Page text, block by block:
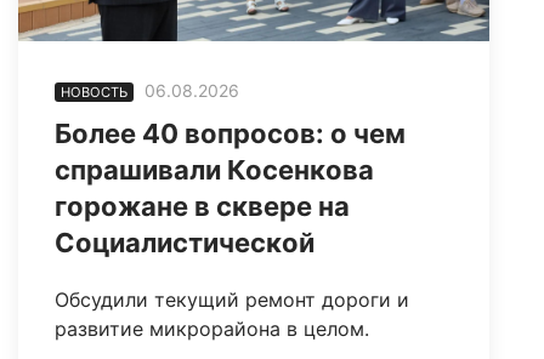
НОВОСТЬ 06.08.2026
Более 40 вопросов: о чем
спрашивали Косенкова
горожане в сквере на
Социалистической
Обсудили текущий ремонт дороги и
развитие микрорайона в целом.